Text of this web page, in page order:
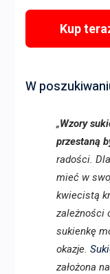
Kup
W
„Wzory
przestaną
radości.
mieć w
kwiecistą
zależności
sukienkę
okazje.
założona